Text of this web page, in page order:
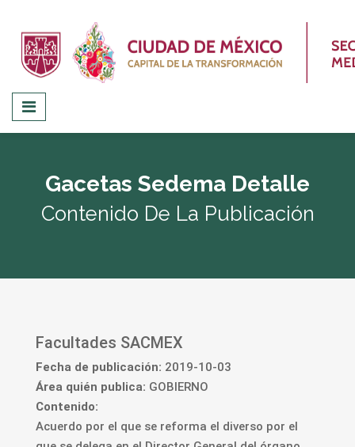
Gacetas Sedema Detalle
Contenido De La Publicación
Facultades SACMEX
Fecha de publicación: 2019-10-03
Área quién publica: GOBIERNO
Contenido:
Acuerdo por el que se reforma el diverso por el